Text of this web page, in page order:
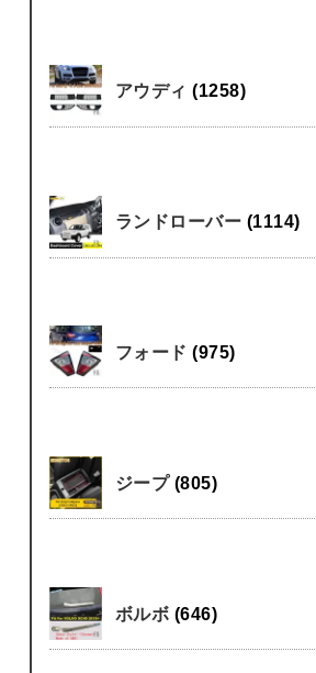
アウディ(1258)
ランドローバー (1114)
フォード(975)
ジープ (805)
ボルボ (646)